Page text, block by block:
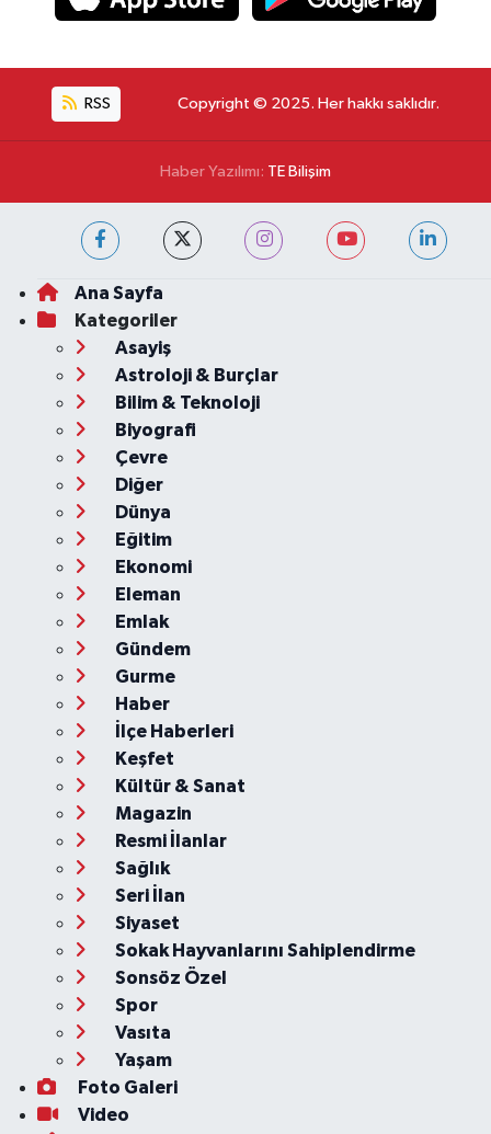
RSS Copyright © 2025. Her hakkı saklıdır.
Haber Yazılımı: TE Bilişim
Ana Sayfa
Kategoriler
Asayiş
Astroloji & Burçlar
Bilim & Teknoloji
Biyografi
Çevre
Diğer
Dünya
Eğitim
Ekonomi
Eleman
Emlak
Gündem
Gurme
Haber
İlçe Haberleri
Keşfet
Kültür & Sanat
Magazin
Resmi İlanlar
Sağlık
Seri İlan
Siyaset
Sokak Hayvanlarını Sahiplendirme
Sonsöz Özel
Spor
Vasıta
Yaşam
Foto Galeri
Video